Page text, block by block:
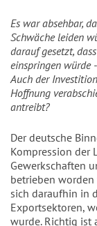
Es war absehbar,
Schwäche leiden
darauf gesetzt,
einspringen würde
Auch der
Hoffnung
antreibt?
Der deutsche
Kompression der
Gewerkschaften
betrieben worden
sich daraufhin in
Exportsektoren,
wurde. Richtig ist